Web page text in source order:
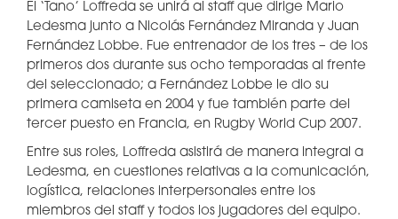
El ‘Tano’ Loffreda se unirá al staff que dirige Mario
Ledesma junto a Nicolás Fernández Miranda y Juan
Fernández Lobbe. Fue entrenador de los tres – de los
primeros dos durante sus ocho temporadas al frente
del seleccionado; a Fernández Lobbe le dio su
primera camiseta en 2004 y fue también parte del
tercer puesto en Francia, en Rugby World Cup 2007.
Entre sus roles, Loffreda asistirá de manera integral a
Ledesma, en cuestiones relativas a la comunicación,
logística, relaciones interpersonales entre los
miembros del staff y todos los jugadores del equipo.